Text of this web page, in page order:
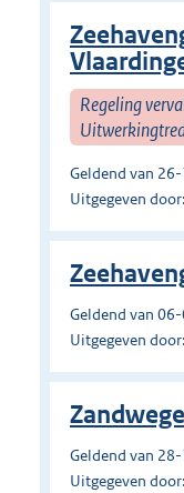
Regeling
Geldend van
Uitgegeven
Geldend van
Uitgegeven
Geldend van
Uitgegeven